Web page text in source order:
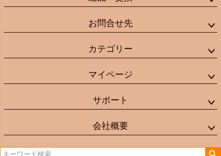
お問合せ先
カテゴリー
マイページ
サポート
会社概要